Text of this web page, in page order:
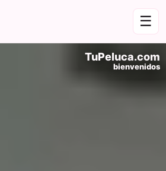
☰
TuPeluca.com
bienvenidos